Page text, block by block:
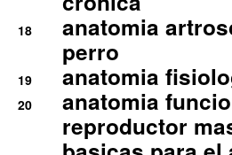
18
anatomia
perro
19 anatomia
20
anatomia
reproductor